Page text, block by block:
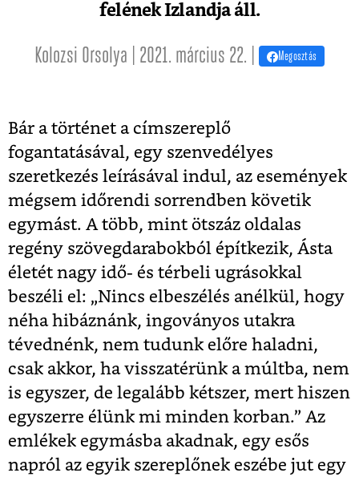
felének Izlandja áll.
Kolozsi Orsolya | 2021. március 22. | Megosztás
Bár a történet a címszereplő
fogantatásával, egy szenvedélyes
szeretkezés leírásával indul, az események
mégsem időrendi sorrendben követik
egymást. A több, mint ötszáz oldalas
regény szövegdarabokból építkezik, Ásta
életét nagy idő- és térbeli ugrásokkal
beszéli el: „Nincs elbeszélés anélkül, hogy
néha hibáznánk, ingoványos utakra
tévednénk, nem tudunk előre haladni,
csak akkor, ha visszatérünk a múltba, nem
is egyszer, de legalább kétszer, mert hiszen
egyszerre élünk mi minden korban.” Az
emlékek egymásba akadnak, egy esős
napról az egyik szereplőnek eszébe jut egy